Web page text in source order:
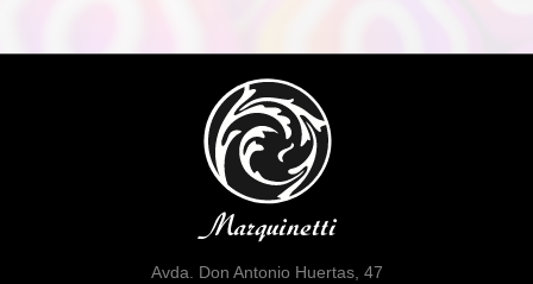
Avda. Don Antonio Huertas, 47